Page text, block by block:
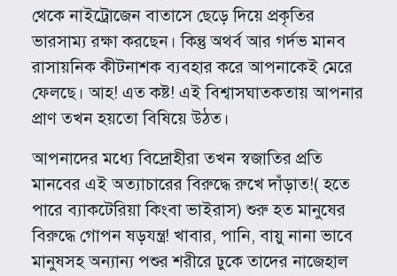
থেকে নাইট্রোজেন বাতাসে ছেড়ে দিয়ে প্রকৃতির
ভারসাম্য রক্ষা করছেন। কিন্তু অথর্ব আর গর্দভ মানব
রাসায়নিক কীটনাশক ব্যবহার করে আপনাকেই মেরে
ফেলছে। আহ! এত কষ্ট! এই বিশ্বাসঘাতকতায় আপনার
প্রাণ তখন হয়তো বিষিয়ে উঠত।
আপনাদের মধ্যে বিদ্রোহীরা তখন স্বজাতির প্রতি
মানবের এই অত্যাচারের বিরুদ্ধে রুখে দাঁড়াত!( হতে
পারে ব্যাকটেরিয়া কিংবা ভাইরাস) শুরু হত মানুষের
বিরুদ্ধে গোপন ষড়যন্ত্র! খাবার, পানি, বায়ু নানা ভাবে
মানুষসহ অন্যান্য পশুর শরীরে ঢুকে তাদের নাজেহাল